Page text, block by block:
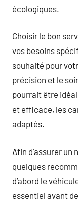
écologiques.
Choisir le bon
vos besoins
souhaité pour
précision et le
pourrait être
et efficace, les
adaptés.
Afin d’assurer
quelques
d’abord le
essentiel avant